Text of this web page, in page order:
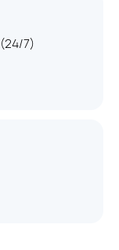
(24/7)